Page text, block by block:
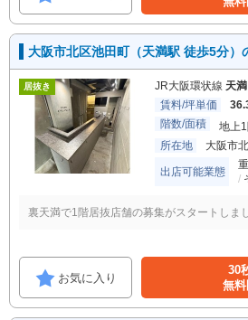
大阪市北区池田町（天満駅 徒歩5分）
居抜き JR大阪環状線 天満
賃料/坪単価
階数/面積
地上
所在地
大阪市
出店可能業態
裏天満で1階居抜店舗の募集がスタートしま
お気に入り
30
無